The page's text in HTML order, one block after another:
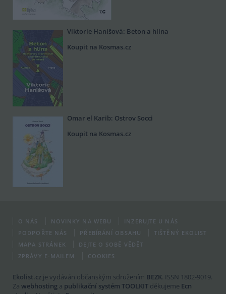
Viktorie Hanišová: Beton a hlína
Koupit na Kosmas.cz
Omar el Karib: Ostrov Socci
Koupit na Kosmas.cz
O NÁS NOVINKY NA WEBU
INZERUJTE U NÁS
PODPOŘTE NÁS
PŘEBÍRÁNÍ OBSAHU
TIŠTĚNÝ EKOLIST
MAPA STRÁNEK
DEJTE O SOBĚ VĚDĚT
ZPRÁVY E-MAILEM
COOKIES
Ekolist.cz je vydáván občanským sdružením BEZK. ISSN 1802-9019.
Za webhosting a publikační systém TOOLKIT děkujeme Ecn